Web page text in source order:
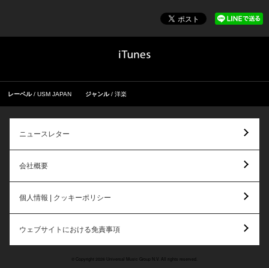
レーベル USM JAPAN ジャンル 洋楽
ニュースレター
会社概要
個人情報 | クッキーポリシー
ウェブサイトにおける免責事項
© Copyright 2026 Universal Music Group N.V. All rights reserved.